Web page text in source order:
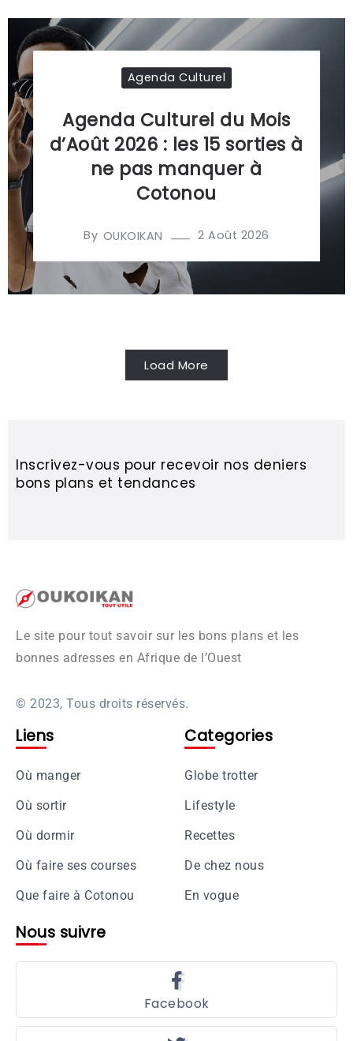
Agenda Culturel
Agenda Culturel du Mois
d’Août 2026 : les 15 sorties à
ne pas manquer à
Cotonou
By OUKOIKAN 2 Août 2026
Load More
Inscrivez-vous pour recevoir nos deniers
bons plans et tendances
Le site pour tout savoir sur les bons plans et les
bonnes adresses en Afrique de l’Ouest
© 2023, Tous droits réservés.
Liens
Où manger
Où sortir
Où dormir
Où faire ses courses
Que faire à Cotonou
Categories
Globe trotter
Lifestyle
Recettes
De chez nous
En vogue
Nous suivre
Facebook